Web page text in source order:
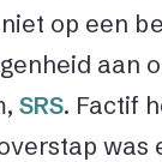
op een
aan
SRS. Factif